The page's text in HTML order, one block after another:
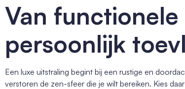
Van
persoonlijk
Een luxe uitstraling begint bij een rustige en
verstoren de zen-sfeer die je wilt bereiken. Kies